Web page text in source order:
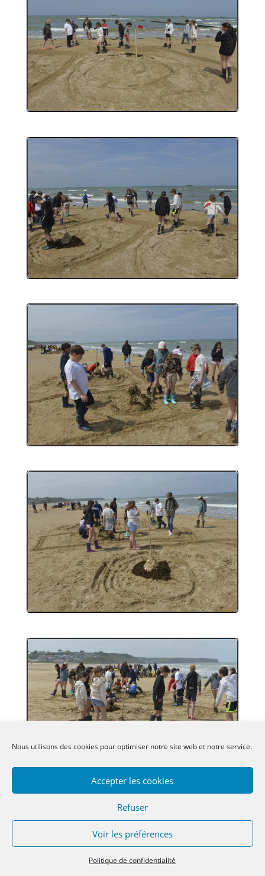
Nous utilisons des cookies pour optimiser notre site web et notre service.
Accepter les cookies
Refuser
Voir les préférences
Politique de confidentialité